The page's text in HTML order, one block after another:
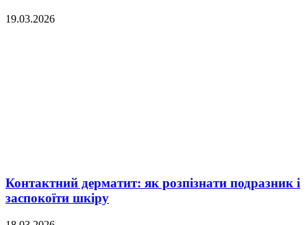
19.03.2026
Контактний дерматит: як розпізнати подразник і
заспокоїти шкіру